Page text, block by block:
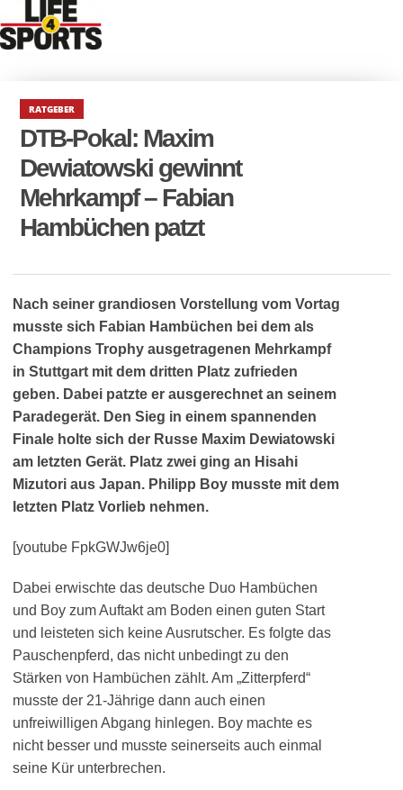
RATGEBER
DTB-Pokal: Maxim
Dewiatowski gewinnt
Mehrkampf – Fabian
Hambüchen patzt
Nach seiner grandiosen Vorstellung vom Vortag
musste sich Fabian Hambüchen bei dem als
Champions Trophy ausgetragenen Mehrkampf
in Stuttgart mit dem dritten Platz zufrieden
geben. Dabei patzte er ausgerechnet an seinem
Paradegerät. Den Sieg in einem spannenden
Finale holte sich der Russe Maxim Dewiatowski
am letzten Gerät. Platz zwei ging an Hisahi
Mizutori aus Japan. Philipp Boy musste mit dem
letzten Platz Vorlieb nehmen.
[youtube FpkGWJw6je0]
Dabei erwischte das deutsche Duo Hambüchen
und Boy zum Auftakt am Boden einen guten Start
und leisteten sich keine Ausrutscher. Es folgte das
Pauschenpferd, das nicht unbedingt zu den
Stärken von Hambüchen zählt. Am „Zitterpferd“
musste der 21-Jährige dann auch einen
unfreiwilligen Abgang hinlegen. Boy machte es
nicht besser und musste seinerseits auch einmal
seine Kür unterbrechen.